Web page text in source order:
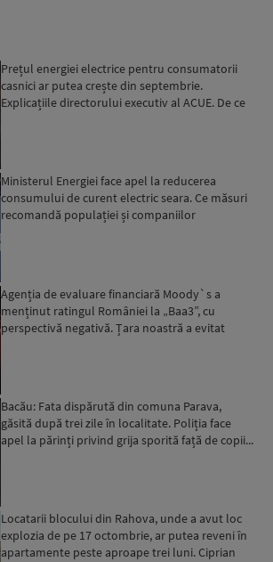
Prețul energiei electrice pentru consumatorii
casnici ar putea crește din septembrie.
Explicațiile directorului executiv al ACUE. De ce
Ministerul Energiei face apel la reducerea
consumului de curent electric seara. Ce măsuri
recomandă populației și companiilor
Agenția de evaluare financiară Moody`s a
menținut ratingul României la „Baa3”, cu
perspectivă negativă. Țara noastră a evitat
Bacău: Fata dispărută din comuna Parava,
găsită după trei zile în localitate. Poliția face
apel la părinți privind grija sporită față de copii...
Locatarii blocului din Rahova, unde a avut loc
explozia de pe 17 octombrie, ar putea reveni în
apartamente peste aproape trei luni. Ciprian